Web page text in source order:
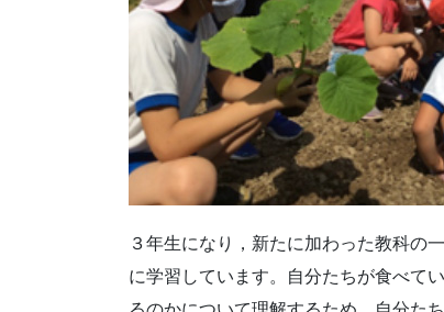
３年生になり，新たに加わった教科の
に学習しています。自分たちが食べて